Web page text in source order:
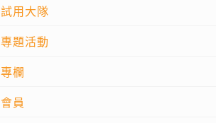
試用大隊
專題活動
專欄
會員